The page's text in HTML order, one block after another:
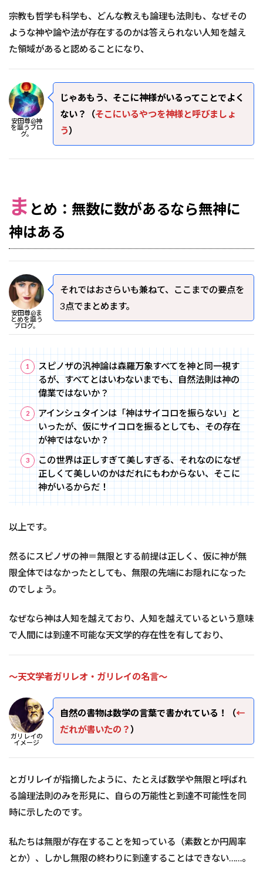
宗教も哲学も科学も、どんな教えも論理も法則も、なぜその
ような神や論や法が存在するのかは答えられない人知を越え
た領域があると認めることになり、
安田尊@神
を謳うブロ
グ。
じゃあもう、そこに神様がいるってことでよく
ない？（そこにいるやつを神様と呼びましょ
う）
ま とめ：無数に数があるなら無神に
神はある
安田尊@ま
とめを謳う
ブログ。
それではおさらいも兼ねて、ここまでの要点を
3点でまとめます。
スピノザの汎神論は森羅万象すべてを神と同一視す
るが、すべてとはいわないまでも、自然法則は神の
偉業ではないか？
アインシュタインは「神はサイコロを振らない」と
いったが、仮にサイコロを振るとしても、その存在
が神ではないか？
この世界は正しすぎて美しすぎる、それなのになぜ
正しくて美しいのかはだれにもわからない、そこに
神がいるからだ！
以上です。
然るにスピノザの神＝無限とする前提は正しく、仮に神が無
限全体ではなかったとしても、無限の先端にお隠れになった
のでしょう。
なぜなら神は人知を越えており、人知を越えているという意味
で人間には到達不可能な天文学的存在性を有しており、
～天文学者ガリレオ・ガリレイの名言～
ガリレイの
イメージ
自然の書物は数学の言葉で書かれている！（←
だれが書いたの？ ）
とガリレイが指摘したように、たとえば数学や無限と呼ばれ
る論理法則のみを形見に、自らの万能性と到達不可能性を同
時に示したのです。
私たちは無限が存在することを知っている（素数とか円周率
とか）、しかし無限の終わりに到達することはできない……。